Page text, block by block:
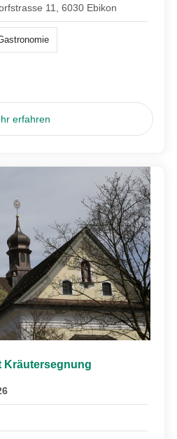
11, 6030 Ebikon
erfahren
Kräutersegnung